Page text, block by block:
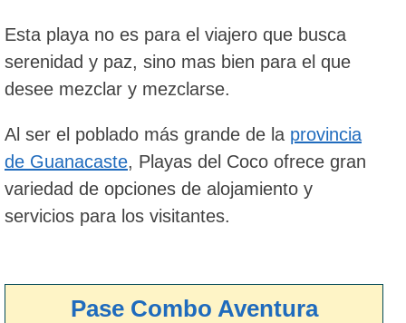
Esta playa no es para el viajero que busca
serenidad y paz, sino mas bien para el que
desee mezclar y mezclarse.
Al ser el poblado más grande de la provincia
de Guanacaste, Playas del Coco ofrece gran
variedad de opciones de alojamiento y
servicios para los visitantes.
Pase Combo Aventura